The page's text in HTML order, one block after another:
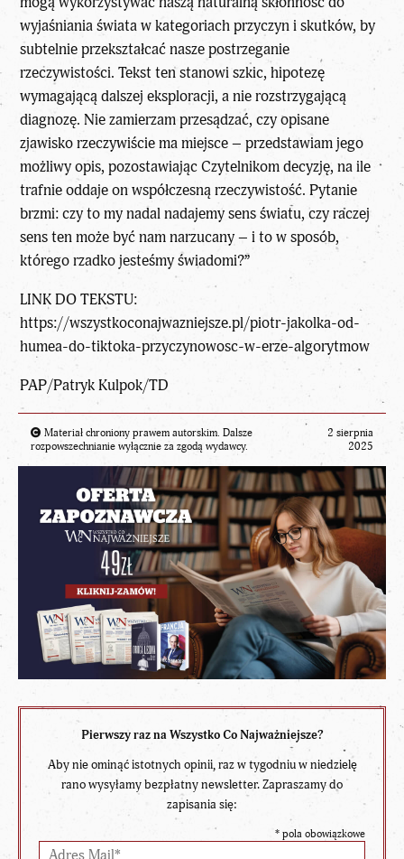
wyjaśniania świata w kategoriach przyczyn i skutków, by
subtelnie przekształcać nasze postrzeganie
rzeczywistości. Tekst ten stanowi szkic, hipotezę
wymagającą dalszej eksploracji, a nie rozstrzygającą
diagnozę. Nie zamierzam przesądzać, czy opisane
zjawisko rzeczywiście ma miejsce – przedstawiam jego
możliwy opis, pozostawiając Czytelnikom decyzję, na ile
trafnie oddaje on współczesną rzeczywistość. Pytanie
brzmi: czy to my nadal nadajemy sens światu, czy raczej
sens ten może być nam narzucany – i to w sposób,
którego rzadko jesteśmy świadomi?”
LINK DO TEKSTU:
https://wszystkoconajwazniejsze.pl/piotr-jakolka-od-
humea-do-tiktoka-przyczynowosc-w-erze-algorytmow
PAP/Patryk Kulpok/TD
Materiał chroniony prawem autorskim. Dalsze
rozpowszechnianie wyłącznie za zgodą wydawcy.
2 sierpnia
2025
Pierwszy raz na Wszystko Co Najważniejsze?
Aby nie ominąć istotnych opinii, raz w tygodniu w niedzielę
rano wysyłamy bezpłatny newsletter. Zapraszamy do
zapisania się:
* pola obowiązkowe